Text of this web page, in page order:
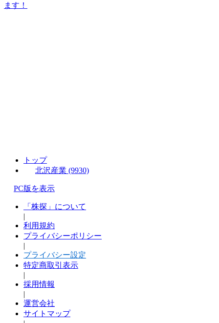
ます！
トップ
北沢産業 (9930)
PC版を表示
「株探」について
|
利用規約
プライバシーポリシー
|
プライバシー設定
特定商取引表示
|
採用情報
|
運営会社
サイトマップ